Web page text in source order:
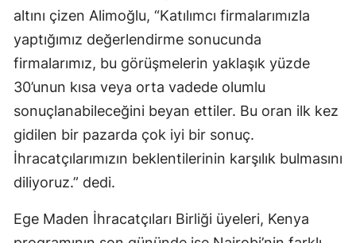
altını çizen Alimoğlu, “Katılımcı firmalarımızla
yaptığımız değerlendirme sonucunda
firmalarımız, bu görüşmelerin yaklaşık yüzde
30’unun kısa veya orta vadede olumlu
sonuçlanabileceğini beyan ettiler. Bu oran ilk kez
gidilen bir pazarda çok iyi bir sonuç.
İhracatçılarımızın beklentilerinin karşılık bulmasını
diliyoruz.” dedi.
Ege Maden İhracatçıları Birliği üyeleri, Kenya